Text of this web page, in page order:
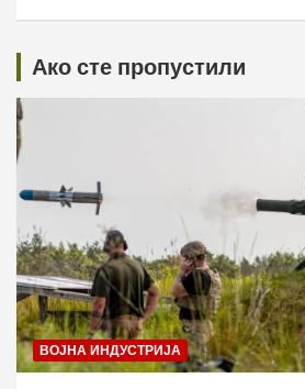
Ако сте пропустили
ВОЈНА ИНДУСТРИЈА